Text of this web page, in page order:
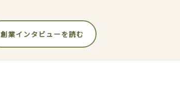
創業インタビューを読む